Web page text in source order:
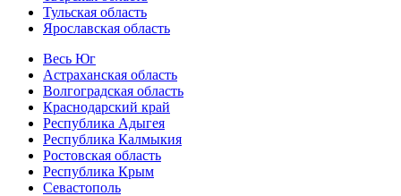
Тульская область
Ярославская область
Весь Юг
Астраханская область
Волгоградская область
Краснодарский край
Республика Адыгея
Республика Калмыкия
Ростовская область
Республика Крым
Севастополь